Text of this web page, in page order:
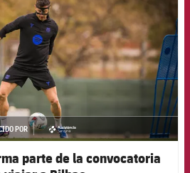
POR
asistencia
parte de la convocatoria